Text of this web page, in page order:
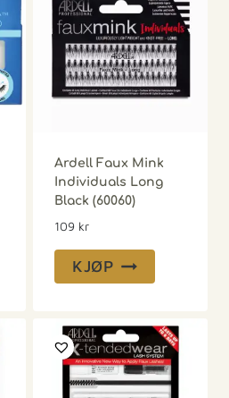
Ardell Faux Mink
Individuals Long
Black (60060)
109 kr
KJØP